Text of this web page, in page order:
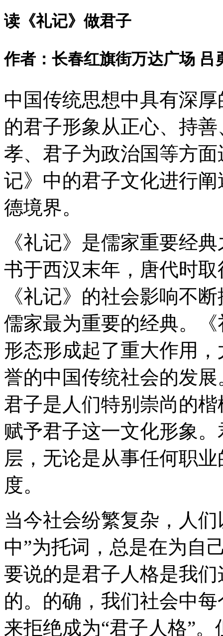
读《礼记》做君子
作者：长春红旗街万达广场 吕
中国传统思想中具有深
的君子形象从正心、持
孝、君子为政治国等方
记》中的君子文化进行
德境界。
《礼记》是儒家重要经
书于西汉末年，唐代时
《礼记》的社会影响不
儒家最为重要的经典。
形态形成起了重大作用
誉的中国传统社会的发
君子是人们特别崇尚的
赋予君子这一文化形象
层，无论是从事任何职
度。
当今社会纷繁复杂，人们
中”为托词，总是在为自
要说的是君子人格是我
的。的确，我们社会中
来拒绝成为“君子人格”。